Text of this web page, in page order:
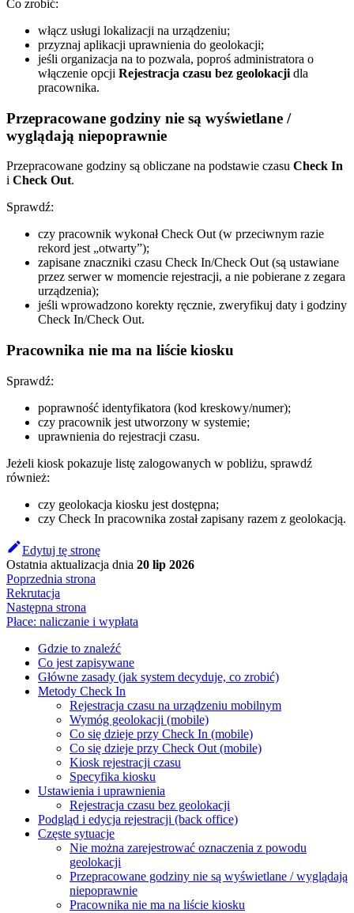
Co zrobić:
włącz usługi lokalizacji na urządzeniu;
przyznaj aplikacji uprawnienia do geolokacji;
jeśli organizacja na to pozwala, poproś administratora o
włączenie opcji Rejestracja czasu bez geolokacji dla
pracownika.
Przepracowane godziny nie są wyświetlane /
wyglądają niepoprawnie
Przepracowane godziny są obliczane na podstawie czasu Check In
i Check Out.
Sprawdź:
czy pracownik wykonał Check Out (w przeciwnym razie
rekord jest „otwarty”);
zapisane znaczniki czasu Check In/Check Out (są ustawiane
przez serwer w momencie rejestracji, a nie pobierane z zegara
urządzenia);
jeśli wprowadzono korekty ręcznie, zweryfikuj daty i godziny
Check In/Check Out.
Pracownika nie ma na liście kiosku
Sprawdź:
poprawność identyfikatora (kod kreskowy/numer);
czy pracownik jest utworzony w systemie;
uprawnienia do rejestracji czasu.
Jeżeli kiosk pokazuje listę zalogowanych w pobliżu, sprawdź
również:
czy geolokacja kiosku jest dostępna;
czy Check In pracownika został zapisany razem z geolokacją.
Edytuj tę stronę
Ostatnia aktualizacja dnia 20 lip 2026
Poprzednia strona
Rekrutacja
Następna strona
Płace: naliczanie i wypłata
Gdzie to znaleźć
Co jest zapisywane
Główne zasady (jak system decyduje, co zrobić)
Metody Check In
Rejestracja czasu na urządzeniu mobilnym
Wymóg geolokacji (mobile)
Co się dzieje przy Check In (mobile)
Co się dzieje przy Check Out (mobile)
Kiosk rejestracji czasu
Specyfika kiosku
Ustawienia i uprawnienia
Rejestracja czasu bez geolokacji
Podgląd i edycja rejestracji (back office)
Częste sytuacje
Nie można zarejestrować oznaczenia z powodu
geolokacji
Przepracowane godziny nie są wyświetlane / wyglądają
niepoprawnie
Pracownika nie ma na liście kiosku